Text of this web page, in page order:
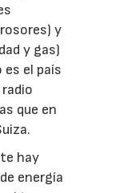
y
y gas)
es el país
que en
hay
energía